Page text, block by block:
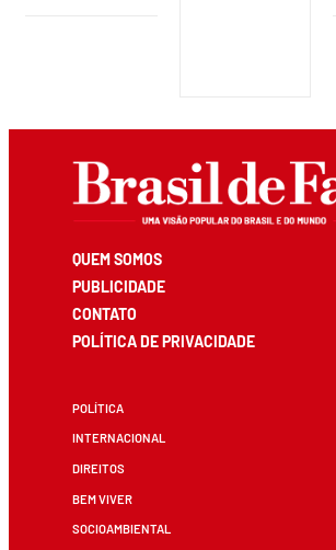
QUEM SOMOS
PUBLICIDADE
CONTATO
POLÍTICA DE PRIVACIDADE
POLÍTICA
INTERNACIONAL
DIREITOS
BEM VIVER
SOCIOAMBIENTAL